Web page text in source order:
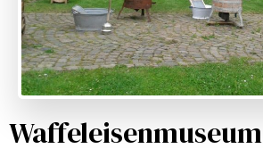
Waffeleisenmuseum